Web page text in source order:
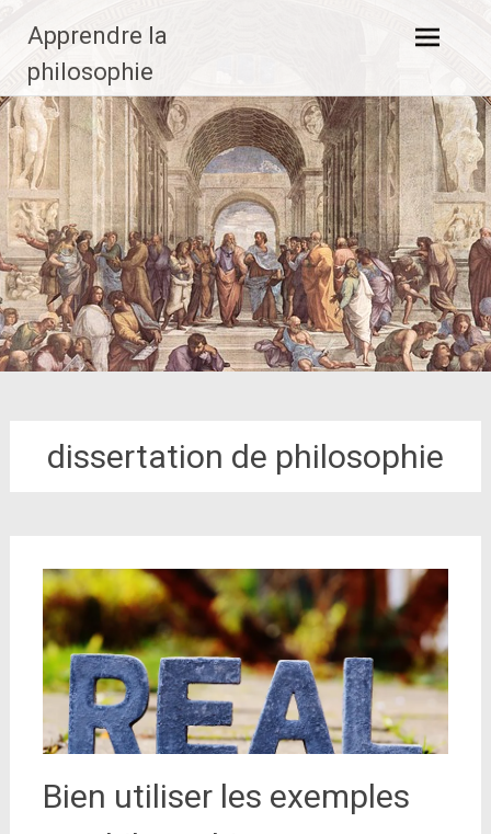
contenu
principal
Apprendre la
philosophie
dissertation de philosophie
Bien utiliser les exemples